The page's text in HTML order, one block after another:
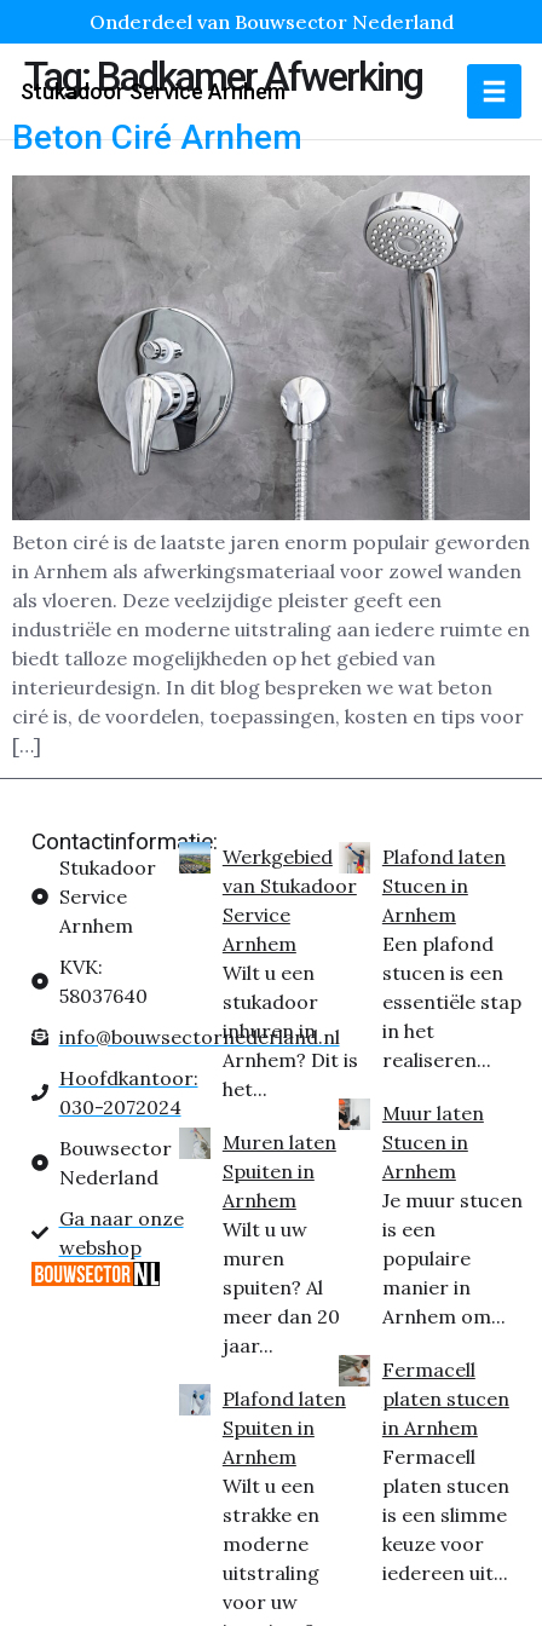
Onderdeel van Bouwsector Nederland
Stukadoor Service Arnhem
Tag:Badkamer Afwerking
Beton Ciré Arnhem
Beton ciré is de laatste jaren enorm populair geworden
in Arnhem als afwerkingsmateriaal voor zowel wanden
als vloeren. Deze veelzijdige pleister geeft een
industriële en moderne uitstraling aan iedere ruimte en
biedt talloze mogelijkheden op het gebied van
interieurdesign. In dit blog bespreken we wat beton
ciré is, de voordelen, toepassingen, kosten en tips voor
[…]
Contactinformatie:
Stukadoor
Service
Arnhem
KVK:
58037640
info@bouwsectornederland.nl
Hoofdkantoor:
030-2072024
Bouwsector
Nederland
Ga naar onze
webshop
Werkgebied
van Stukadoor
Service
Arnhem
Wilt u een
stukadoor
inhuren in
Arnhem? Dit is
het...
Muren laten
Spuiten in
Arnhem
Wilt u uw
muren
spuiten? Al
meer dan 20
jaar...
Plafond laten
Spuiten in
Arnhem
Wilt u een
strakke en
moderne
uitstraling
voor uw
Plafond laten
Stucen in
Arnhem
Een plafond
stucen is een
essentiële stap
in het
realiseren...
Muur laten
Stucen in
Arnhem
Je muur stucen
is een
populaire
manier in
Arnhem om...
Fermacell
platen stucen
in Arnhem
Fermacell
platen stucen
is een slimme
keuze voor
iedereen uit...